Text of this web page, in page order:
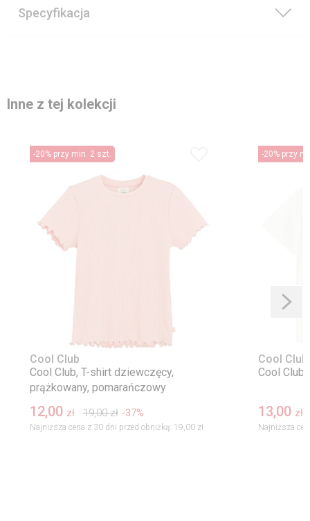
Specyfikacja
Inne z tej kolekcji
-20% przy min. 2 szt.
Cool Club
Cool Club, T-shirt dziewczęcy,
prążkowany, pomarańczowy
12,00 zł 19,00 zł -37%
Najniższa cena z 30 dni przed obniżką: 19,00 zł
-20% przy
Cool Club
Cool
13,00 zł
Najniższa